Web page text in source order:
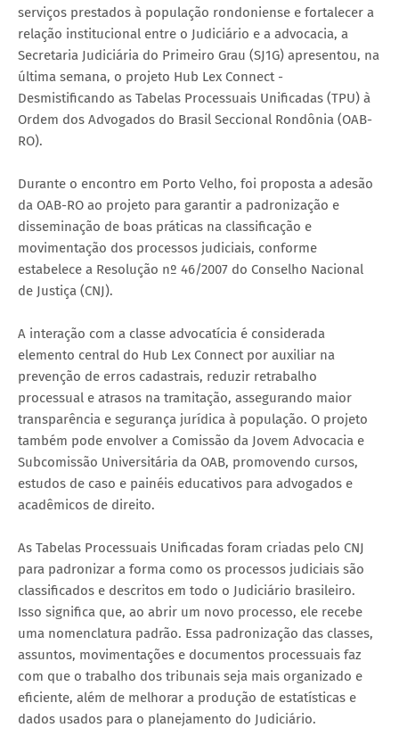
serviços prestados à população rondoniense e fortalecer a
relação institucional entre o Judiciário e a advocacia, a
Secretaria Judiciária do Primeiro Grau (SJ1G) apresentou, na
última semana, o projeto Hub Lex Connect -
Desmistificando as Tabelas Processuais Unificadas (TPU) à
Ordem dos Advogados do Brasil Seccional Rondônia (OAB-
RO).
Durante o encontro em Porto Velho, foi proposta a adesão
da OAB-RO ao projeto para garantir a padronização e
disseminação de boas práticas na classificação e
movimentação dos processos judiciais, conforme
estabelece a Resolução nº 46/2007 do Conselho Nacional
de Justiça (CNJ).
A interação com a classe advocatícia é considerada
elemento central do Hub Lex Connect por auxiliar na
prevenção de erros cadastrais, reduzir retrabalho
processual e atrasos na tramitação, assegurando maior
transparência e segurança jurídica à população. O projeto
também pode envolver a Comissão da Jovem Advocacia e
Subcomissão Universitária da OAB, promovendo cursos,
estudos de caso e painéis educativos para advogados e
acadêmicos de direito.
As Tabelas Processuais Unificadas foram criadas pelo CNJ
para padronizar a forma como os processos judiciais são
classificados e descritos em todo o Judiciário brasileiro.
Isso significa que, ao abrir um novo processo, ele recebe
uma nomenclatura padrão. Essa padronização das classes,
assuntos, movimentações e documentos processuais faz
com que o trabalho dos tribunais seja mais organizado e
eficiente, além de melhorar a produção de estatísticas e
dados usados para o planejamento do Judiciário.